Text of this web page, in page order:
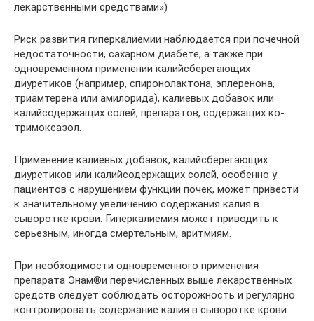
лекарственными средствами»)
Риск развития гиперкалиемии наблюдается при почечной
недостаточности, сахарном диабете, а также при
одновременном применении калийсберегающих
диуретиков (например, спиронолактона, эплеренона,
триамтерена или амилорида), калиевых добавок или
калийсодержащих солей, препаратов, содержащих ко-
тримоксазол.
Применение калиевых добавок, калийсберегающих
диуретиков или калийсодержащих солей, особенно у
пациентов с нарушением функции почек, может привести
к значительному увеличению содержания калия в
сыворотке крови. Гиперкалиемия может приводить к
серьезным, иногда смертельным, аритмиям.
При необходимости одновременного применения
препарата Энам®и перечисленных выше лекарственных
средств следует соблюдать осторожность и регулярно
контролировать содержание калия в сыворотке крови.